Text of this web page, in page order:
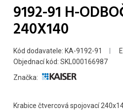
9192-91 H-
240X140
Kód dodavatele: KA-9192-91
Objednací kód: SKL000166987
Značka:
Krabice čtvercová spojovací